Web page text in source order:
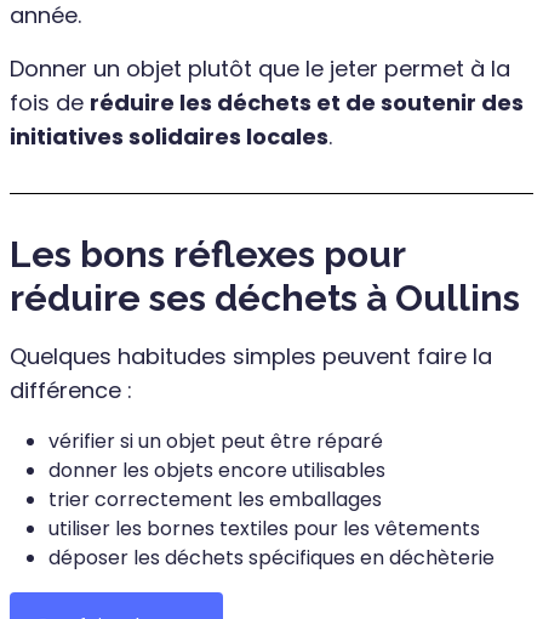
année.
Donner un objet plutôt que le jeter permet à la
fois de réduire les déchets et de soutenir des
initiatives solidaires locales.
Les bons réflexes pour
réduire ses déchets à Oullins
Quelques habitudes simples peuvent faire la
différence :
vérifier si un objet peut être réparé
donner les objets encore utilisables
trier correctement les emballages
utiliser les bornes textiles pour les vêtements
déposer les déchets spécifiques en déchèterie